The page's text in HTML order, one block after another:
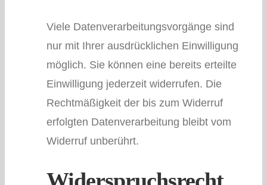
Viele Datenverarbeitungsvorgänge sind
nur mit Ihrer ausdrücklichen Einwilligung
möglich. Sie können eine bereits erteilte
Einwilligung jederzeit widerrufen. Die
Rechtmäßigkeit der bis zum Widerruf
erfolgten Datenverarbeitung bleibt vom
Widerruf unberührt.